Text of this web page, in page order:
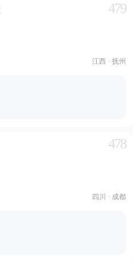
479
江西 · 抚州
478
四川 · 成都